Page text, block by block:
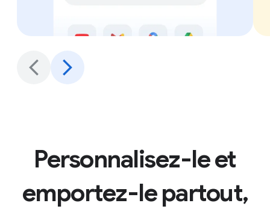
Personnalisez-le et
emportez-le partout,